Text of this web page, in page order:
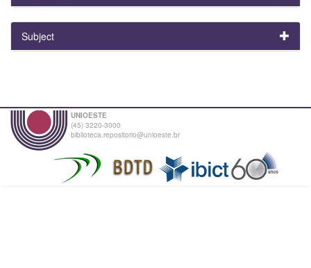
Subject
UNIOESTE
(45) 3220-3000
biblioteca.repositorio@unioeste.br